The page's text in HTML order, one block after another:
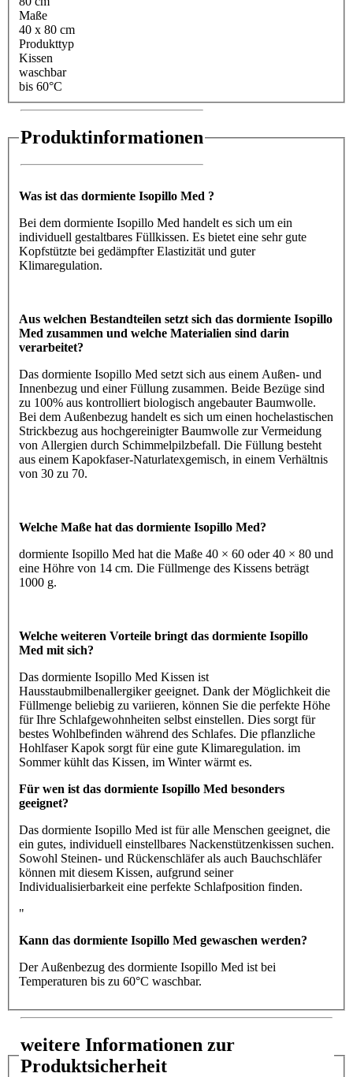
Maße
40 x 80 cm
Produkttyp
Kissen
waschbar
bis 60°C
Produktinformationen
Was ist das dormiente Isopillo Med ?
Bei dem dormiente Isopillo Med handelt es sich um ein
individuell gestaltbares Füllkissen. Es bietet eine sehr gute
Kopfstützte bei gedämpfter Elastizität und guter
Klimaregulation.
Aus welchen Bestandteilen setzt sich das dormiente Isopillo
Med zusammen und welche Materialien sind darin
verarbeitet?
Das dormiente Isopillo Med setzt sich aus einem Außen- und
Innenbezug und einer Füllung zusammen. Beide Bezüge sind
zu 100% aus kontrolliert biologisch angebauter Baumwolle.
Bei dem Außenbezug handelt es sich um einen hochelastischen
Strickbezug aus hochgereinigter Baumwolle zur Vermeidung
von Allergien durch Schimmelpilzbefall. Die Füllung besteht
aus einem Kapokfaser-Naturlatexgemisch, in einem Verhältnis
von 30 zu 70.
Welche Maße hat das dormiente Isopillo Med?
dormiente Isopillo Med hat die Maße 40 × 60 oder 40 × 80 und
eine Höhre von 14 cm. Die Füllmenge des Kissens beträgt
1000 g.
Welche weiteren Vorteile bringt das dormiente Isopillo
Med mit sich?
Das dormiente Isopillo Med Kissen ist
Hausstaubmilbenallergiker geeignet. Dank der Möglichkeit die
Füllmenge beliebig zu variieren, können Sie die perfekte Höhe
für Ihre Schlafgewohnheiten selbst einstellen. Dies sorgt für
bestes Wohlbefinden während des Schlafes. Die pflanzliche
Hohlfaser Kapok sorgt für eine gute Klimaregulation. im
Sommer kühlt das Kissen, im Winter wärmt es.
Für wen ist das dormiente Isopillo Med besonders
geeignet?
Das dormiente Isopillo Med ist für alle Menschen geeignet, die
ein gutes, individuell einstellbares Nackenstützenkissen suchen.
Sowohl Steinen- und Rückenschläfer als auch Bauchschläfer
können mit diesem Kissen, aufgrund seiner
Individualisierbarkeit eine perfekte Schlafposition finden.
"
Kann das dormiente Isopillo Med gewaschen werden?
Der Außenbezug des dormiente Isopillo Med ist bei
Temperaturen bis zu 60°C waschbar.
weitere Informationen zur
Produktsicherheit